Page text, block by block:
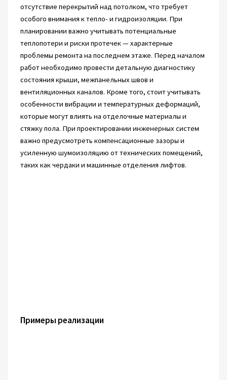
отсутствие перекрытий над потолком, что требует
особого внимания к тепло- и гидроизоляции. При
планировании важно учитывать потенциальные
теплопотери и риски протечек — характерные
проблемы ремонта на последнем этаже. Перед началом
работ необходимо провести детальную диагностику
состояния крыши, межпанельных швов и
вентиляционных каналов. Кроме того, стоит учитывать
особенности вибрации и температурных деформаций,
которые могут влиять на отделочные материалы и
стяжку пола. При проектировании инженерных систем
важно предусмотреть компенсационные зазоры и
усиленную шумоизоляцию от технических помещений,
таких как чердаки и машинные отделения лифтов.
Примеры реализации